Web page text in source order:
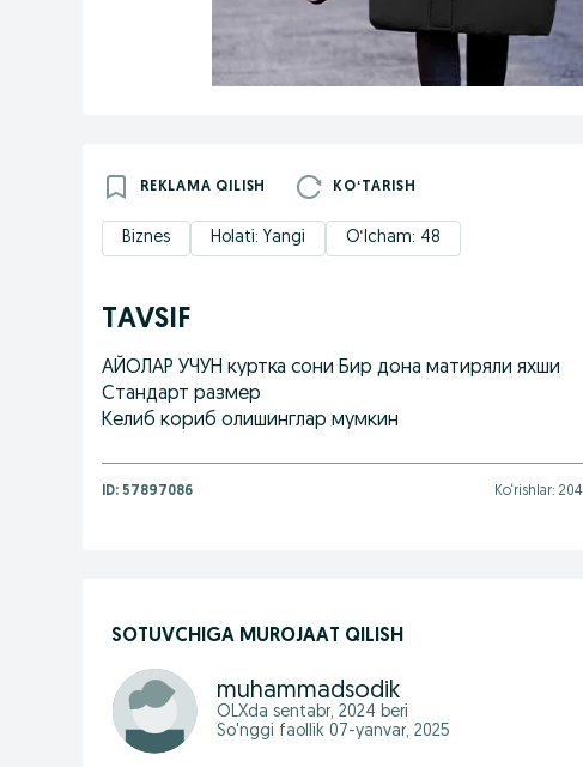
REKLAMA QILISH KOʻTARISH
Biznes Holati: Yangi O‘lcham: 48
TAVSIF
АЙОЛАР УЧУН куртка сони Бир дона матиряли яхши
Стандарт размер
Келиб кориб олишинглар мумкин
ID: 57897086 Ko‘rishlar: 204
SOTUVCHIGA MUROJAAT QILISH
muhammadsodik
OLXda sentabr, 2024 beri
So'nggi faollik 07-yanvar, 2025